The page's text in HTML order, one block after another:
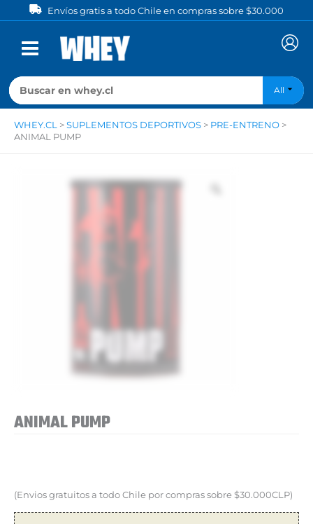
al
contenido
Envíos gratis a todo Chile en compras sobre $30.000
All
WHEY.CL > SUPLEMENTOS DEPORTIVOS > PRE-ENTRENO >
ANIMAL PUMP
ANIMAL PUMP
(Envios gratuitos a todo Chile por compras sobre $30.000CLP)